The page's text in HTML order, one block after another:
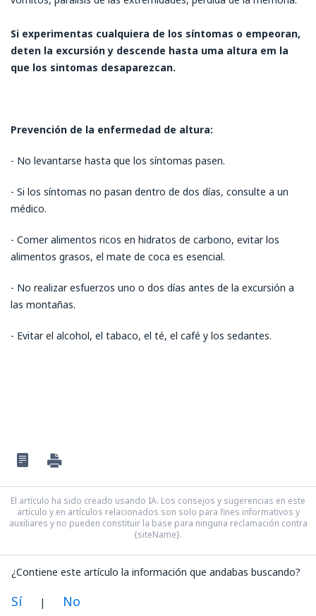
Si experimentas cualquiera de los síntomas o empeoran,
deten la excursión y descende hasta uma altura em la
que los sintomas desaparezcan.
Prevención de la enfermedad de altura:
- No levantarse hasta que los síntomas pasen.
- Si los síntomas no pasan dentro de dos días, consulte a un
médico.
- Comer alimentos ricos en hidratos de carbono, evitar los
alimentos grasos, el mate de coca es esencial.
- No realizar esfuerzos uno o dos días antes de la excursión a
las montañas.
- Evitar el alcohol, el tabaco, el té, el café y los sedantes.
El artículo ha sido creado usando IA. Los consejos y sugerencias en este
artículo y en artículos relacionados son solo para fines informativos y
auxiliares y no pueden constituir la base para ninguna reclamación contra
{siteName}.
¿Contiene este artículo la información que andabas buscando?
Sí | No